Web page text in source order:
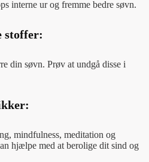
interne ur og fremme bedre søvn.
stoffer:
din søvn. Prøv at undgå disse i
mindfulness, meditation og
hjælpe med at berolige dit sind og